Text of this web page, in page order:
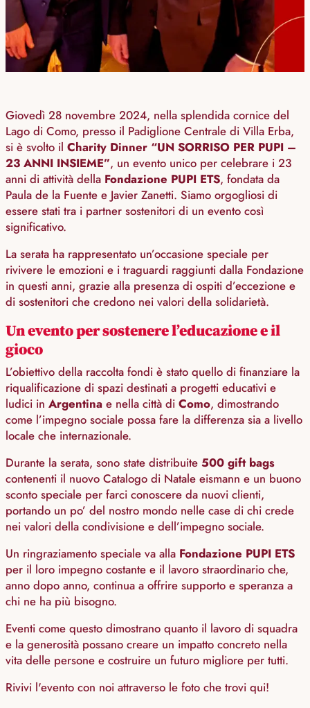
Giovedì 28 novembre 2024, nella splendida cornice del
Lago di Como, presso il Padiglione Centrale di Villa Erba,
si è svolto il Charity Dinner “UN SORRISO PER PUPI –
23 ANNI INSIEME”, un evento unico per celebrare i 23
anni di attività della Fondazione PUPI ETS, fondata da
Paula de la Fuente e Javier Zanetti. Siamo orgogliosi di
essere stati tra i partner sostenitori di un evento così
significativo.
La serata ha rappresentato un’occasione speciale per
rivivere le emozioni e i traguardi raggiunti dalla Fondazione
in questi anni, grazie alla presenza di ospiti d’eccezione e
di sostenitori che credono nei valori della solidarietà.
Un evento per sostenere l’educazione e il
gioco
L’obiettivo della raccolta fondi è stato quello di finanziare la
riqualificazione di spazi destinati a progetti educativi e
ludici in Argentina e nella città di Como, dimostrando
come l’impegno sociale possa fare la differenza sia a livello
locale che internazionale.
Durante la serata, sono state distribuite 500 gift bags
contenenti il nuovo Catalogo di Natale eismann e un buono
sconto speciale per farci conoscere da nuovi clienti,
portando un po’ del nostro mondo nelle case di chi crede
nei valori della condivisione e dell’impegno sociale.
Un ringraziamento speciale va alla Fondazione PUPI ETS
per il loro impegno costante e il lavoro straordinario che,
anno dopo anno, continua a offrire supporto e speranza a
chi ne ha più bisogno.
Eventi come questo dimostrano quanto il lavoro di squadra
e la generosità possano creare un impatto concreto nella
vita delle persone e costruire un futuro migliore per tutti.
Rivivi l'evento con noi attraverso le foto che trovi qui!